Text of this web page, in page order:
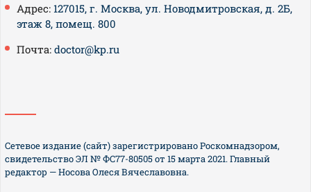
Адрес: 127015, г. Москва, ул. Новодмитровская, д. 2Б,
этаж 8, помещ. 800
Почта: doctor@kp.ru
Сетевое издание (сайт) зарегистрировано Роскомнадзором,
свидетельство ЭЛ № ФС77-80505 от 15 марта 2021. Главный
редактор — Носова Олеся Вячеславовна.